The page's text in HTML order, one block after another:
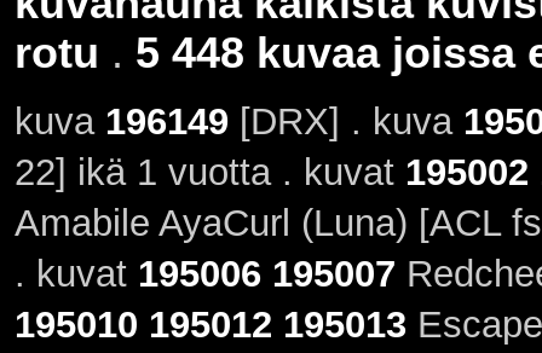
rotu . 5 448 kuvaa joissa
kuva 196149 [DRX] . kuva
22] ikä 1 vuotta . kuvat 195002
Amabile AyaCurl (Luna) [ACL
. kuvat 195006 195007
195010 195012 195013